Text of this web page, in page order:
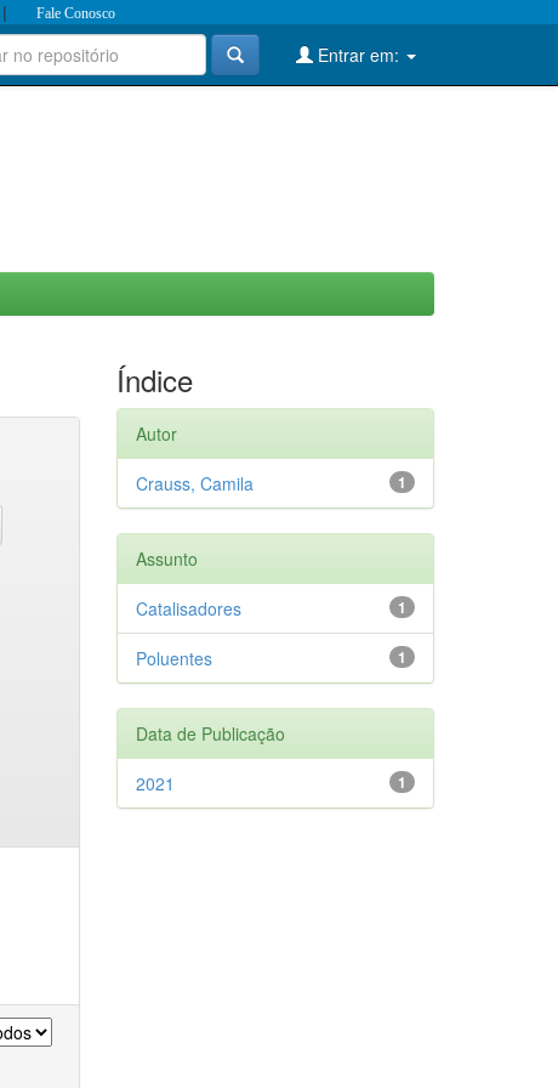
| Fale Conosco
Entrar em:
Índice
Autor
1
Crauss, Camila
Assunto
1
Catalisadores
1
Poluentes
Data de Publicação
1
2021